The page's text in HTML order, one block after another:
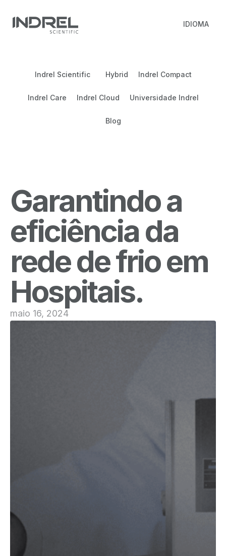
IDIOMA
Indrel Scientific Hybrid Indrel Compact
Indrel Care Indrel Cloud Universidade Indrel
Blog
Garantindo a
eficiência da
rede de frio em
Hospitais.
maio 16, 2024